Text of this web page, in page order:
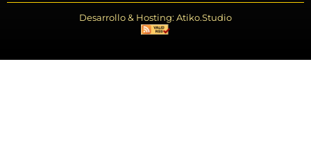
Desarrollo & Hosting: Atiko.Studio